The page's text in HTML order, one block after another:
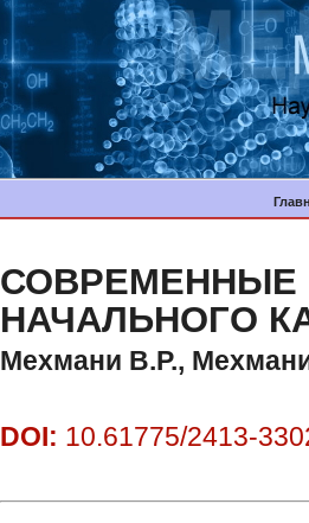
СОВРЕМЕННЫЕ
НАЧАЛЬНОГО
Мехмани В.Р.,
DOI: 10.61775/2413-